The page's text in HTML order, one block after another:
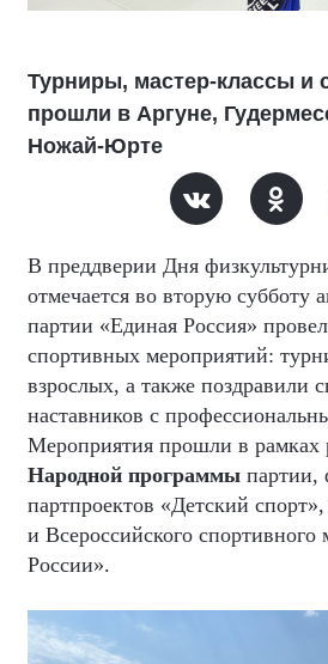
Турниры, мастер-классы и
прошли в Аргуне,
Ножай-Юрте
В преддверии Дня
отмечается во вторую субботу
партии «Единая Россия»
спортивных мероприятий:
взрослых, а также поздравили
наставников с
Мероприятия прошли в рамках
Народной программы партии,
партпроектов «Детский
и Всероссийского
России».